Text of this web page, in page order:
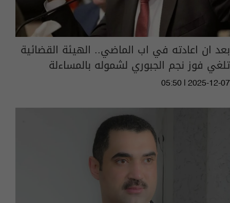
بعد ان اعادته في اب الماضي.. الهيئة القضائية
تلغي فوز نجم الجبوري لشموله بالمساءلة
05:50 | 2025-12-07